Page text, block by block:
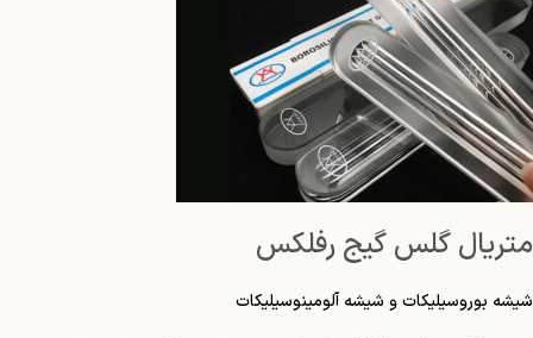
متریال گلس گیج رفلکس
شیشه بوروسیلیکات و شیشه آلومینوسیلیکات